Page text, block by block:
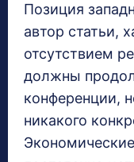
Позиция
автор статьи,
отсутствием
должны
конференции,
никакого